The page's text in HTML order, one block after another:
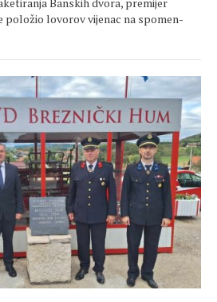
Banskih dvora, premijer
položio lovorov vijenac na spomen-